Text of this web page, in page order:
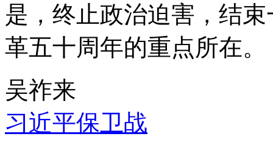
是，终止政治迫害，结
革五十周年的重点所在。
吴祚来
习近平保卫战